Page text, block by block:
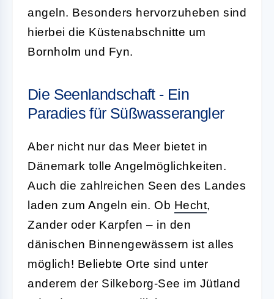
angeln. Besonders hervorzuheben sind
hierbei die Küstenabschnitte um
Bornholm und Fyn.
Die Seenlandschaft - Ein
Paradies für Süßwasserangler
Aber nicht nur das Meer bietet in
Dänemark tolle Angelmöglichkeiten.
Auch die zahlreichen Seen des Landes
laden zum Angeln ein. Ob Hecht,
Zander oder Karpfen – in den
dänischen Binnengewässern ist alles
möglich! Beliebte Orte sind unter
anderem der Silkeborg-See im Jütland